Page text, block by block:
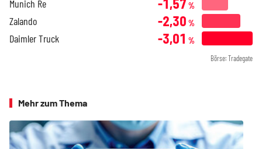
Munich Re %
Zalando -2,30 %
Daimler Truck -3,01 %
Börse: Tradegate
Mehr zum Thema